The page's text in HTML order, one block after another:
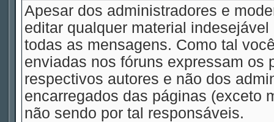
Apesar dos administradores e
editar qualquer material
todas as mensagens. Como tal
enviadas nos fóruns expressam os
respectivos autores e não dos
encarregados das páginas (exceto
não sendo por tal responsáveis.